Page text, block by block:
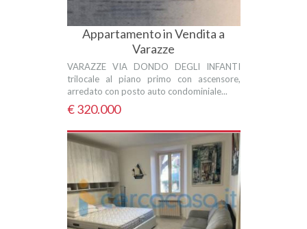
Appartamento in Vendita a
Varazze
VARAZZE VIA DONDO DEGLI INFANTI
trilocale al piano primo con ascensore,
arredato con posto auto condominiale...
€ 320.000